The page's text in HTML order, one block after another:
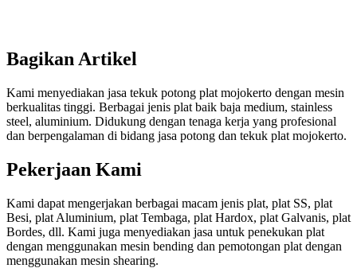
Bagikan Artikel
Kami menyediakan jasa tekuk potong plat mojokerto dengan mesin
berkualitas tinggi. Berbagai jenis plat baik baja medium, stainless
steel, aluminium. Didukung dengan tenaga kerja yang profesional
dan berpengalaman di bidang jasa potong dan tekuk plat mojokerto.
Pekerjaan Kami
Kami dapat mengerjakan berbagai macam jenis plat, plat SS, plat
Besi, plat Aluminium, plat Tembaga, plat Hardox, plat Galvanis, plat
Bordes, dll. Kami juga menyediakan jasa untuk penekukan plat
dengan menggunakan mesin bending dan pemotongan plat dengan
menggunakan mesin shearing.